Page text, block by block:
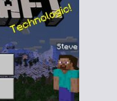
нет.
не